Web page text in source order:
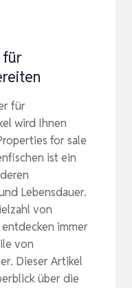
für
für
wird Ihnen
for sale
ist ein
Lebensdauer.
von
immer
von
Dieser Artikel
über die